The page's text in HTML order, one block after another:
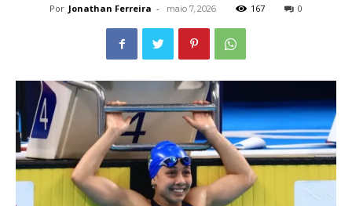
Por Jonathan Ferreira - maio 7, 2026 167 0